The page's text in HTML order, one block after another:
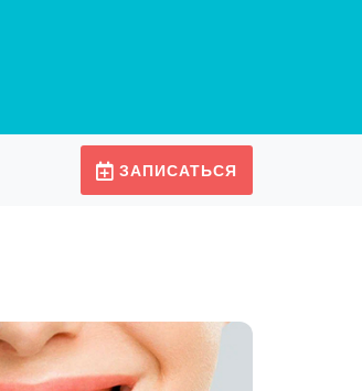
ЗАПИСАТЬСЯ